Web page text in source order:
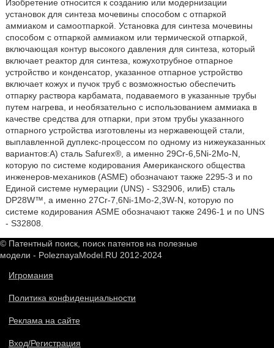
Изобретение относится к созданию или модернизации
установок для синтеза мочевины способом с отпаркой
аммиаком и самоотпаркой. Установка для синтеза мочевины
способом с отпаркой аммиаком или термической отпаркой,
включающая контур высокого давления для синтеза, который
включает реактор для синтеза, кожухотрубное отпарное
устройство и конденсатор, указанное отпарное устройство
включает кожух и пучок труб с возможностью обеспечить
отпарку раствора карбамата, подаваемого в указанные трубы
путем нагрева, и необязательно с использованием аммиака в
качестве средства для отпарки, при этом трубы указанного
отпарного устройства изготовлены из нержавеющей стали,
выплавленной дуплекс-процессом по одному из нижеуказанных
вариантов:А) сталь Safurex®, а именно 29Cr-6,5Ni-2Mo-N,
которую по системе кодирования Американского общества
инженеров-механиков (ASME) обозначают также 2295-3 и по
Единой системе нумерации (UNS) - S32906, илиБ) сталь
DP28W™, а именно 27Cr-7,6Ni-1Mo-2,3W-N, которую по
системе кодирования ASME обозначают также 2496-1 и по UNS
- S32808.
© Патентный поиск, поиск патентов на полезные
модели - PoleznayaModel.RU 2012-2024
Игромания
Политика конфиденциальности
Реклама на сайте
Вход/Регистрация